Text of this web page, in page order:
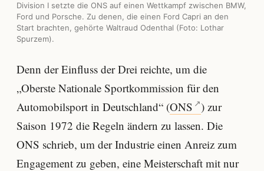
Division I setzte die ONS auf einen Wettkampf zwischen BMW,
Ford und Porsche. Zu denen, die einen Ford Capri an den
Start brachten, gehörte Waltraud Odenthal (Foto: Lothar
Spurzem).
Denn der Einfluss der Drei reichte, um die
„Oberste Nationale Sportkommission für den
Automobilsport in Deutschland“ (ONS
) zur
Saison 1972 die Regeln ändern zu lassen. Die
ONS schrieb, um der Industrie einen Anreiz zum
Engagement zu geben, eine Meisterschaft mit nur